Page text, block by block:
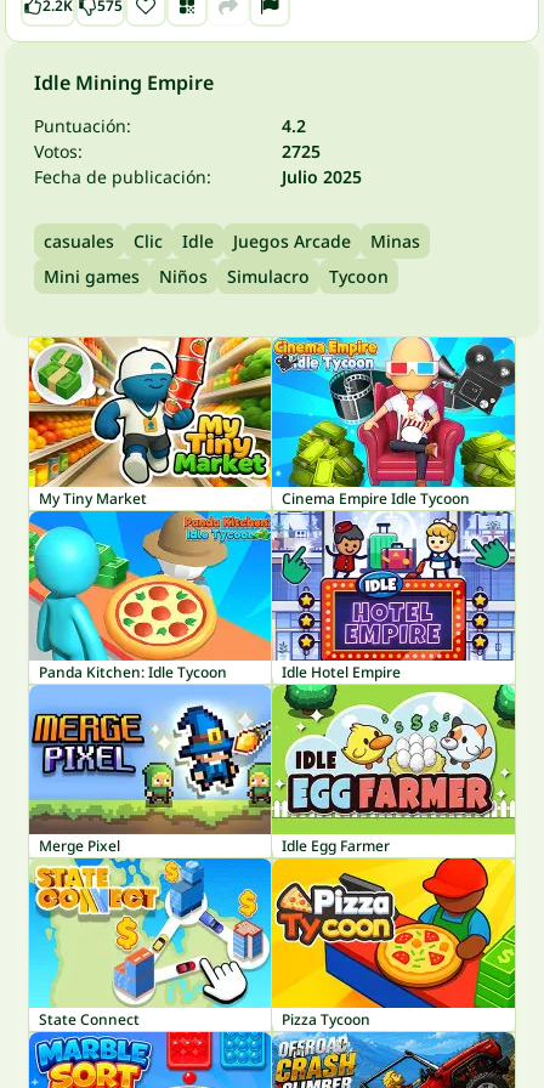
2.2K 575
Idle Mining Empire
Puntuación:
4.2
Votos:
2725
Fecha de publicación:
Julio 2025
casuales Clic Idle Juegos Arcade
Minas
Mini games
Niños Simulacro Tycoon
My Tiny Market Cinema Empire Idle Tycoon
Panda Kitchen: Idle Tycoon Idle Hotel Empire
Merge Pixel Idle Egg Farmer
State Connect Pizza Tycoon